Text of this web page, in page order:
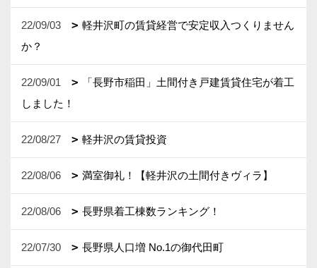
22/09/03
軽井沢町の賃貸経営で安定収入つくりません
か？
22/09/01
「長野市稲田」土間付き戸建賃貸住宅が着工
しました！
22/08/27 軽井沢の賃貸投資
22/08/06 満室御礼！【軽井沢の土間付きヴィラ】
22/08/06 長野県着工棟数ランキング！
22/07/30 長野県人口増 No.1の御代田町